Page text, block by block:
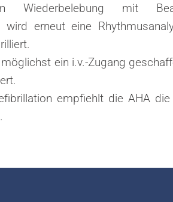
Wiederbelebung mit
wird erneut eine
ein i.v.-Zugang
empfiehlt die AHA